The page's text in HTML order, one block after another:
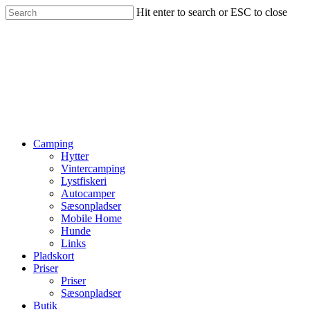
Hit enter to search or ESC to close
Camping
Hytter
Vintercamping
Lystfiskeri
Autocamper
Sæsonpladser
Mobile Home
Hunde
Links
Pladskort
Priser
Priser
Sæsonpladser
Butik